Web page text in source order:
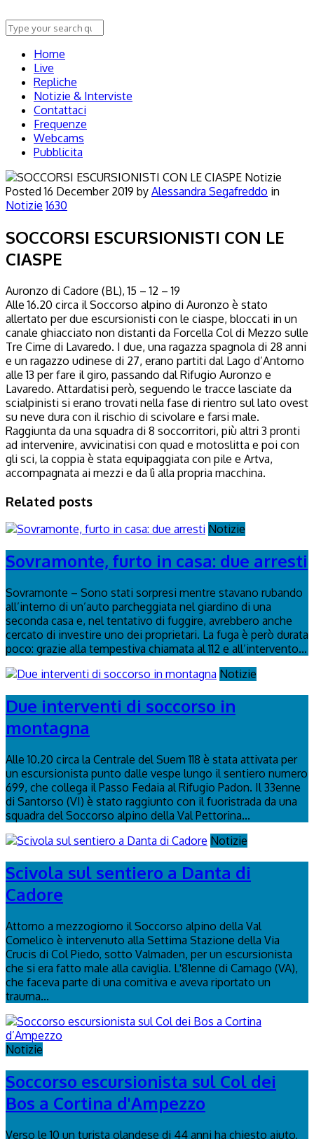
Home
Live
Repliche
Notizie & Interviste
Contattaci
Frequenze
Webcams
Pubblicita
Notizie
Posted16 December 2019 by Alessandra Segafreddo in
Notizie 1630
SOCCORSI ESCURSIONISTI CON LE
CIASPE
Auronzo di Cadore (BL), 15 – 12 – 19
Alle 16.20 circa il Soccorso alpino di Auronzo è stato
allertato per due escursionisti con le ciaspe, bloccati in un
canale ghiacciato non distanti da Forcella Col di Mezzo sulle
Tre Cime di Lavaredo. I due, una ragazza spagnola di 28 anni
e un ragazzo udinese di 27, erano partiti dal Lago d’Antorno
alle 13 per fare il giro, passando dal Rifugio Auronzo e
Lavaredo. Attardatisi però, seguendo le tracce lasciate da
scialpinisti si erano trovati nella fase di rientro sul lato ovest
su neve dura con il rischio di scivolare e farsi male.
Raggiunta da una squadra di 8 soccorritori, più altri 3 pronti
ad intervenire, avvicinatisi con quad e motoslitta e poi con
gli sci, la coppia è stata equipaggiata con pile e Artva,
accompagnata ai mezzi e da lì alla propria macchina.
Related posts
Notizie
Sovramonte, furto in casa: due arresti
Sovramonte – Sono stati sorpresi mentre stavano rubando
all’interno di un’auto parcheggiata nel giardino di una
seconda casa e, nel tentativo di fuggire, avrebbero anche
cercato di investire uno dei proprietari. La fuga è però durata
poco: grazie alla tempestiva chiamata al 112 e all’intervento...
Notizie
Due interventi di soccorso in
montagna
Alle 10.20 circa la Centrale del Suem 118 è stata attivata per
un escursionista punto dalle vespe lungo il sentiero numero
699, che collega il Passo Fedaia al Rifugio Padon. Il 33enne
di Santorso (VI) è stato raggiunto con il fuoristrada da una
squadra del Soccorso alpino della Val Pettorina...
Notizie
Scivola sul sentiero a Danta di
Cadore
Attorno a mezzogiorno il Soccorso alpino della Val
Comelico è intervenuto alla Settima Stazione della Via
Crucis di Col Piedo, sotto Valmaden, per un escursionista
che si era fatto male alla caviglia. L'81enne di Carnago (VA),
che faceva parte di una comitiva e aveva riportato un
trauma...
Notizie
Soccorso escursionista sul Col dei
Bos a Cortina d'Ampezzo
Verso le 10 un turista olandese di 44 anni ha chiesto aiuto,